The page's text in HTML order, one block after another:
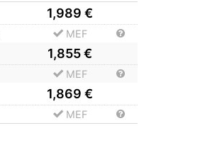
1,989 €
MEF
1,855€
MEF
1,869 €
MEF